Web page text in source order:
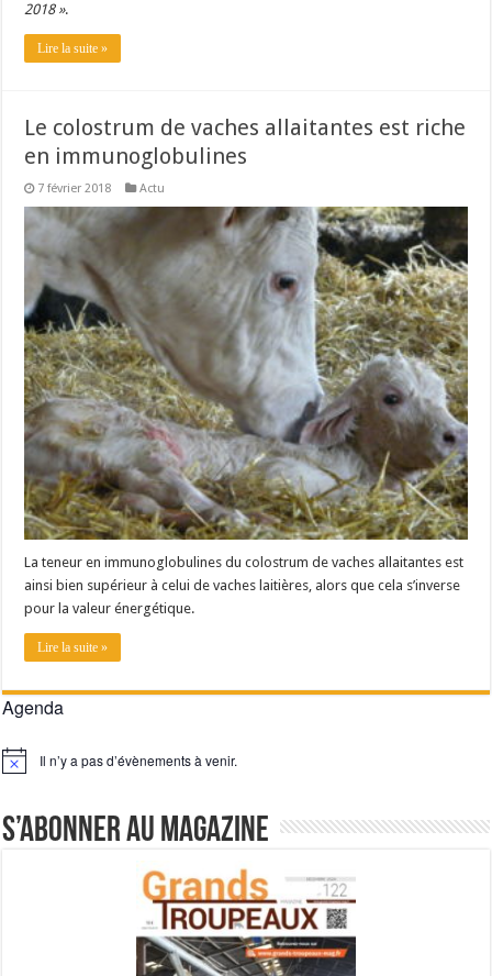
2018 ».
Lire la suite »
Le colostrum de vaches allaitantes est riche
en immunoglobulines
7 février 2018 Actu
La teneur en immunoglobulines du colostrum de vaches allaitantes est
ainsi bien supérieur à celui de vaches laitières, alors que cela s’inverse
pour la valeur énergétique.
Lire la suite »
Agenda
Notice Il n’y a pas d’évènements à venir.
S’abonner au magazine